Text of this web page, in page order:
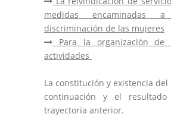
medidas encaminadas
discriminación de las mujeres
Para la organización de
actividades
La constitución y existencia del
continuación y el
trayectoria anterior.